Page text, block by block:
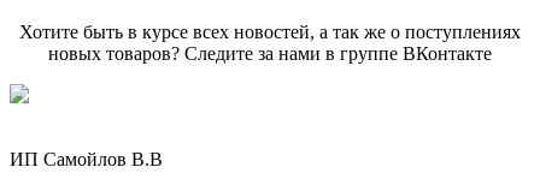
Хотите быть в курсе всех новостей, а так же о поступлениях
новых товаров? Следите за нами в группе ВКонтакте
ИП Самойлов В.В